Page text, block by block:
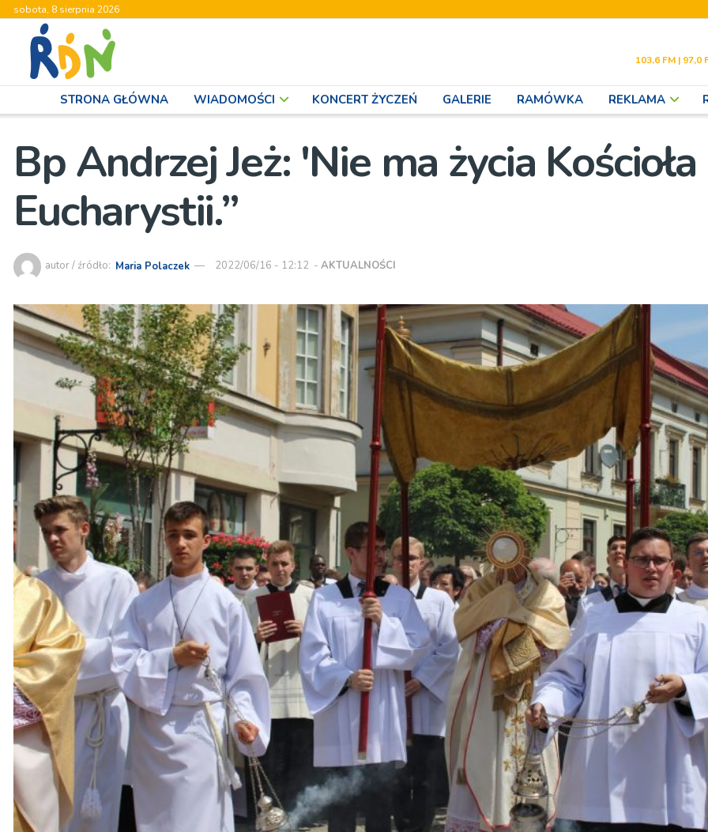
sobota, 8 sierpnia 2026
103,6 FM | 97,0
STRONA GŁÓWNA WIADOMOŚCI KONCERT ŻYCZEŃ GALERIE RAMÓWKA REKLAMA
Bp Andrzej Jeż: 'Nie ma życia
Eucharystii.”
autor / źródło: Maria Polaczek 2022/06/16 - 12:12 - AKTUALNOŚCI